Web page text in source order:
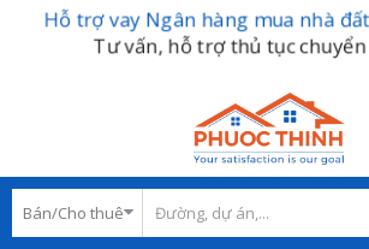
Hỗ trợ vay Ngân hàng mua nhà
Tư vấn, hỗ trợ thủ tục